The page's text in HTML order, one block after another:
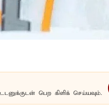
பெற கிளிக் செய்யவும்.